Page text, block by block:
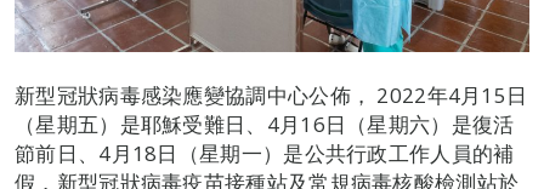
新型冠狀病毒感染應變協調中心公佈， 2022年4月15日
（星期五）是耶穌受難日、4月16日（星期六）是復活
節前日、4月18日（星期一）是公共行政工作人員的補
假，新型冠狀病毒疫苗接種站及常規病毒核酸檢測站於